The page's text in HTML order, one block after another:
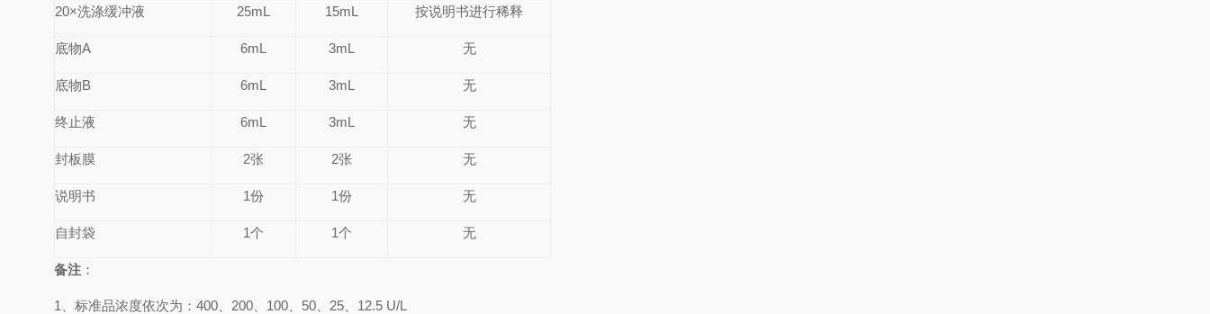
20×洗涤缓冲液 25mL 15mL 按说明书进行稀释
底物A 6mL 3mL 无
底物B 6mL 3mL 无
终止液 6mL 3mL 无
封板膜 2张 2张 无
说明书 1份 1份 无
自封袋 1个 1个 无
备注 ：
1、 标准品浓度依次为： 400 、200、100、50、25、12.5 U/L